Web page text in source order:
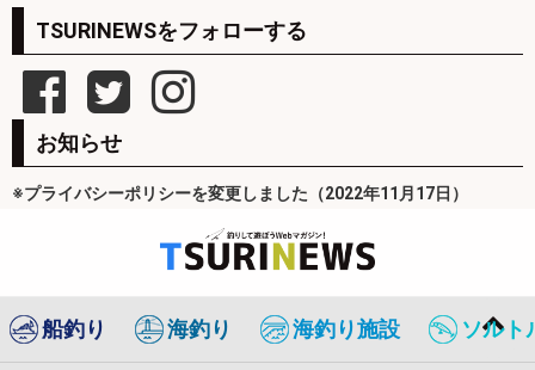
TSURINEWSをフォローする
お知らせ
※プライバシーポリシーを変更しました（2022年11月17日）
船釣り 海釣り 海釣り施設 ソルト